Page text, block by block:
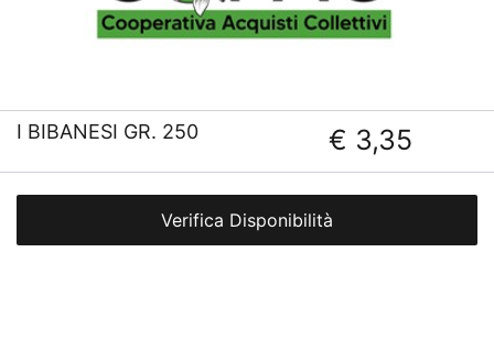
I BIBANESI GR. 250 € 3,35
Verifica Disponibilità